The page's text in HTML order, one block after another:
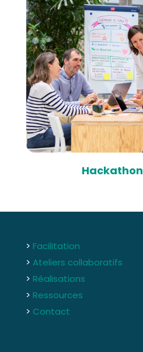
Hackathon
> Facilitation
> Ateliers collaboratifs
> Réalisations
> Ressources
> Contact